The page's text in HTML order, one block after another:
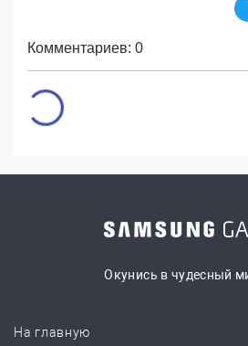
Комментариев: 0
Окунись в чудесный
На главную